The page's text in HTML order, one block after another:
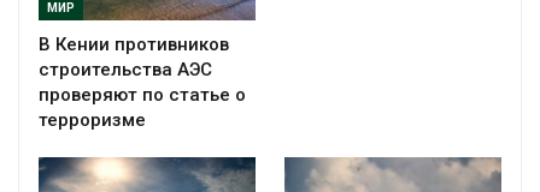
МИР
В Кении противников
строительства АЭС
проверяют по статье о
терроризме